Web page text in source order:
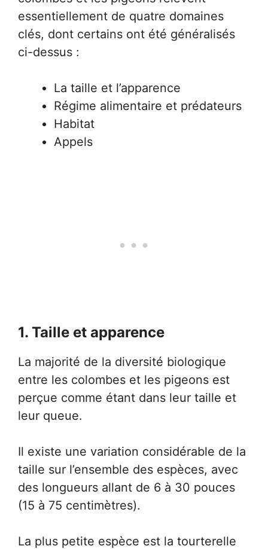
essentiellement de quatre domaines
clés, dont certains ont été généralisés
ci-dessus :
La taille et l’apparence
Régime alimentaire et prédateurs
Habitat
Appels
1. Taille et apparence
La majorité de la diversité biologique
entre les colombes et les pigeons est
perçue comme étant dans leur taille et
leur queue.
Il existe une variation considérable de la
taille sur l’ensemble des espèces, avec
des longueurs allant de 6 à 30 pouces
(15 à 75 centimètres).
La plus petite espèce est la tourterelle